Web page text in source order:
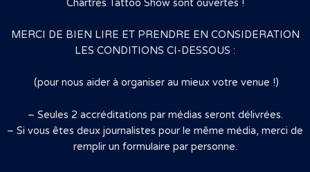
Chartres Tattoo Show sont ouvertes !
MERCI DE BIEN LIRE ET PRENDRE EN CONSIDERATION
LES CONDITIONS CI-DESSOUS :
(pour nous aider à organiser au mieux votre venue !)
– Seules 2 accréditations par médias seront délivrées.
– Si vous êtes deux journalistes pour le même média, merci de
remplir un formulaire par personne.